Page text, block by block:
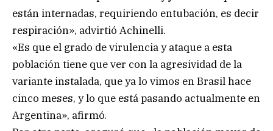
están internadas, requiriendo entubación, es decir
respiración», advirtió Achinelli.
«Es que el grado de virulencia y ataque a esta
población tiene que ver con la agresividad de la
variante instalada, que ya lo vimos en Brasil hace
cinco meses, y lo que está pasando actualmente en
Argentina», afirmó.